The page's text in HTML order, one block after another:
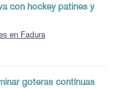
con hockey patines y
en Fadura
goteras contínuas